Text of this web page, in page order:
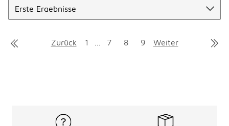
Zurück 1 7 8 9 Weiter